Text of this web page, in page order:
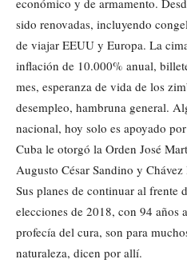
sido renovadas, incluyendo
de viajar EEUU y Europa. La
inflación de 10.000% anual,
mes, esperanza de vida de los
desempleo, hambruna general.
nacional, hoy solo es apoyado
Cuba le otorgó la Orden José
Augusto César Sandino y
Sus planes de continuar al frente
elecciones de 2018, con 94 años
profecía del cura, son para
naturaleza, dicen por allí.